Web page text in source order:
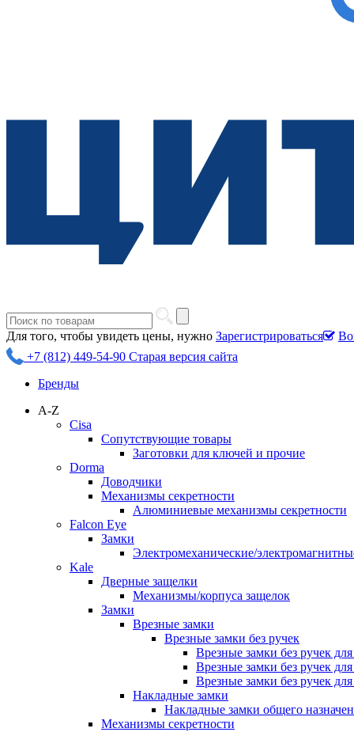
Для того, чтобы увидеть цены, нужно Зарегистрироваться
+7 (812) 449-54-90 Старая версия сайта
Бренды
A-Z
Cisa
Сопутствующие товары
Заготовки для ключей и прочие
Dorma
Доводчики
Механизмы секретности
Алюминиевые механизмы секретности
Falcon Eye
Замки
Электромеханические/
Kale
Дверные защелки
Механизмы/корпуса защелок
Замки
Врезные замки
Врезные замки без ручек
Врезные замки без ручек
Врезные замки без ручек
Врезные замки без ручек
Накладные замки
Накладные замки общего
Механизмы секретности